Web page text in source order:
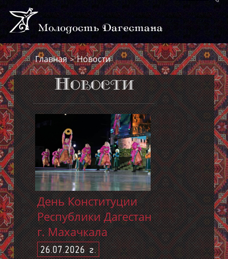
Молодость Дагестана
Главная>Новости
Новости
День Конституции
Республики Дагестан
г. Махачкала
26.07.2026 г.